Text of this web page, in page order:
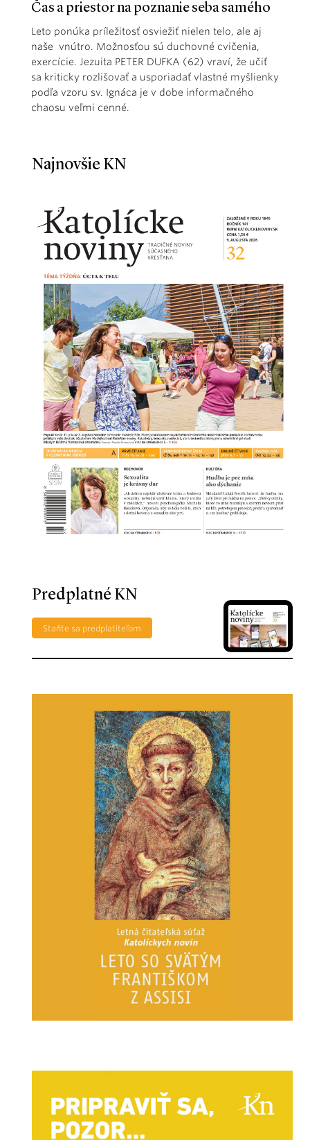
Čas a priestor na poznanie seba samého
Leto ponúka príležitosť osviežiť nielen telo, ale aj
naše vnútro. Možnosťou sú duchovné cvičenia,
exercície. Jezuita PETER DUFKA (62) vraví, že učiť
sa kriticky rozlišovať a usporiadať vlastné myšlienky
podľa vzoru sv. Ignáca je v dobe informačného
chaosu veľmi cenné.
Najnovšie KN
Predplatné KN
Staňte sa predplatiteľom